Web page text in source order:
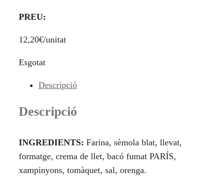
PREU:
12,20€/unitat
Esgotat
Descripció
Descripció
INGREDIENTS: Farina, sèmola blat, llevat,
formatge, crema de llet, bacó fumat PARÍS,
xampinyons, tomàquet, sal, orenga.